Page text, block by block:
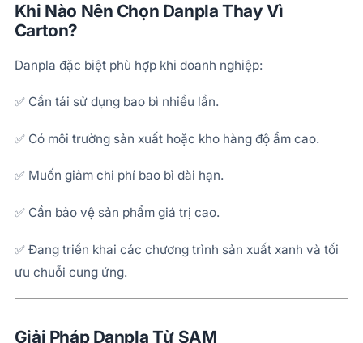
Khi Nào Nên Chọn Danpla Thay Vì
Carton?
Danpla đặc biệt phù hợp khi doanh nghiệp:
✅ Cần tái sử dụng bao bì nhiều lần.
✅ Có môi trường sản xuất hoặc kho hàng độ ẩm cao.
✅ Muốn giảm chi phí bao bì dài hạn.
✅ Cần bảo vệ sản phẩm giá trị cao.
✅ Đang triển khai các chương trình sản xuất xanh và tối
ưu chuỗi cung ứng.
Giải Pháp Danpla Từ SAM